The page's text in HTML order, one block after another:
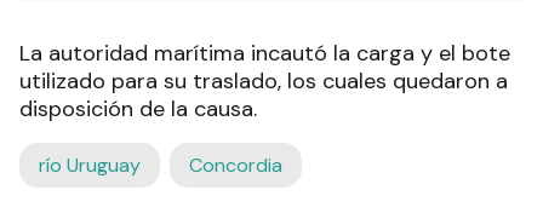
La autoridad marítima incautó la carga y el bote
utilizado para su traslado, los cuales quedaron a
disposición de la causa.
río Uruguay Concordia